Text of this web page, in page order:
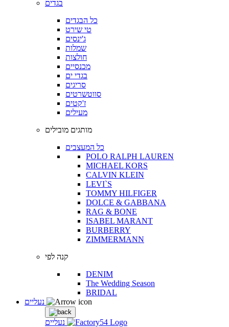
בגדים
כל הבגדים
טי שירט
ג'ינסים
שמלות
חולצות
מכנסיים
בגדי ים
סריגים
סווטשרטים
ז'קטים
מעילים
מותגים מובילים
כל המעצבים
POLO RALPH LAUREN
MICHAEL KORS
CALVIN KLEIN
LEVI`S
TOMMY HILFIGER
DOLCE & GABBANA
RAG & BONE
ISABEL MARANT
BURBERRY
ZIMMERMANN
קנה לפי
DENIM
The Wedding Season
BRIDAL
נעליים